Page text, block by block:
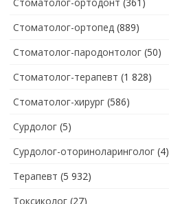
Стоматолог-ортопед (889)
Стоматолог-пародонтолог (50)
Стоматолог-терапевт (1 828)
Стоматолог-хирург (586)
Сурдолог (5)
Сурдолог-оториноларинголог (4)
Терапевт (5 932)
Токсиколог (27)